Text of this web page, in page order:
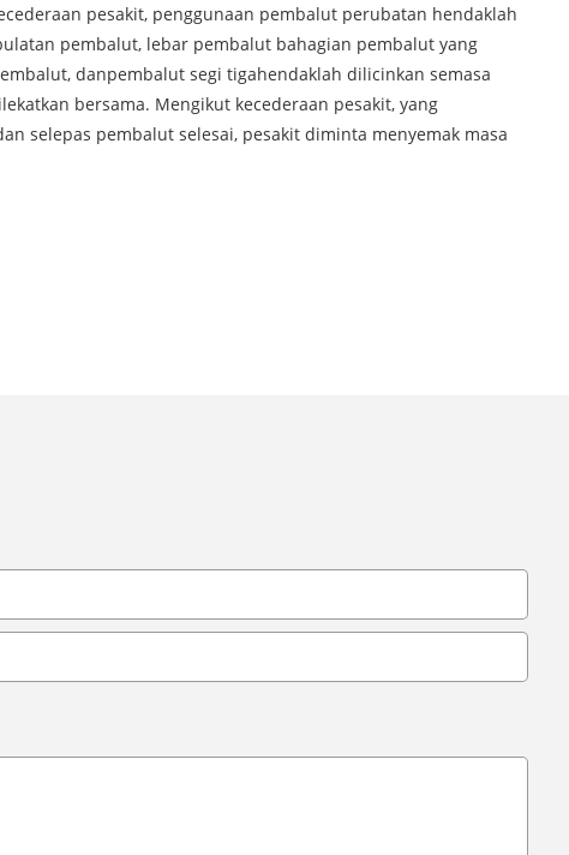
pesakit, penggunaan pembalut perubatan hendaklah
pembalut, lebar pembalut bahagian pembalut yang
danpembalut segi tigahendaklah dilicinkan semasa
bersama. Mengikut kecederaan pesakit, yang
selepas pembalut selesai, pesakit diminta menyemak masa